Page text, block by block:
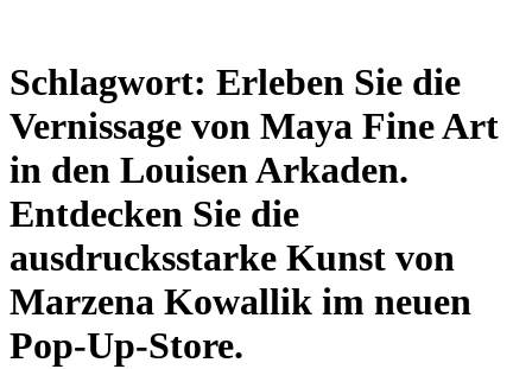
Schlagwort: Erleben Sie die
Vernissage von Maya Fine Art
in den Louisen Arkaden.
Entdecken Sie die
ausdrucksstarke Kunst von
Marzena Kowallik im neuen
Pop-Up-Store.